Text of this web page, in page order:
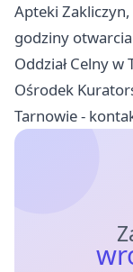
Apteki
godziny otwarcia
Oddział Celny
Ośrodek
Tarnowie -